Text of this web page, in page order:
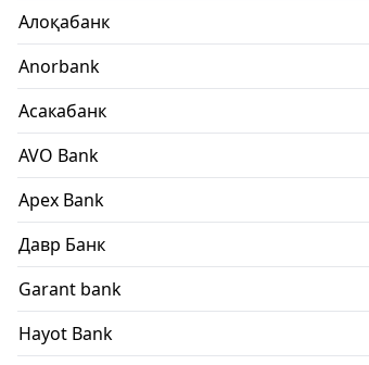
Алоқабанк
Anorbank
Асакабанк
AVO Bank
Apex Bank
Давр Банк
Garant bank
Hayot Bank